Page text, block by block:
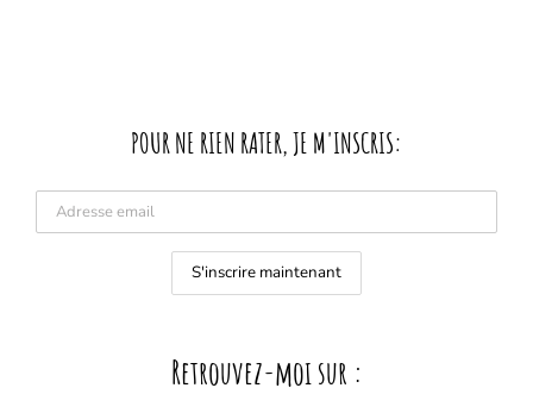
POUR NE RIEN RATER, JE M'INSCRIS:
Retrouvez-moi sur :